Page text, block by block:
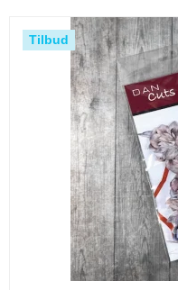
Tilbud